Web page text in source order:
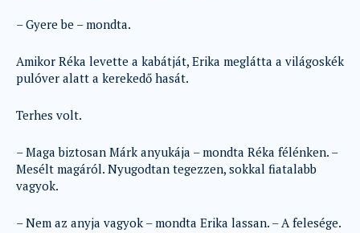
– Gyere be – mondta.
Amikor Réka levette a kabátját, Erika meglátta a világoskék
pulóver alatt a kerekedő hasát.
Terhes volt.
– Maga biztosan Márk anyukája – mondta Réka félénken. –
Mesélt magáról. Nyugodtan tegezzen, sokkal fiatalabb
vagyok.
– Nem az anyja vagyok – mondta Erika lassan. – A felesége.